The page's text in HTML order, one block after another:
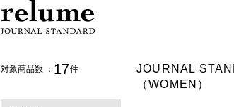
対象商品数 ： 17件
JOURNAL
（WOMEN）